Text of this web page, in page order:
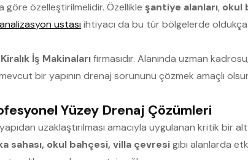
göre özelleştirilmelidir. Özellikle şantiye alanları, okul
ustası ihtiyacı da bu tür bölgelerde
Kiralık İş Makinalarıfirmasıdır. Alanında uzman
bir yapının drenaj sorununu çözmek amaçlı
Yüzey Drenaj Çözümleri
uzaklaştırılması amacıyla uygulanan kritik
sahası, okul bahçesi, villa çevresigibi alanlarda